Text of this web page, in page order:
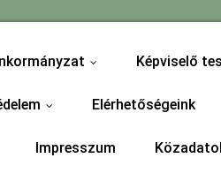
Képviselő
Elérhetőségeink
Impresszum